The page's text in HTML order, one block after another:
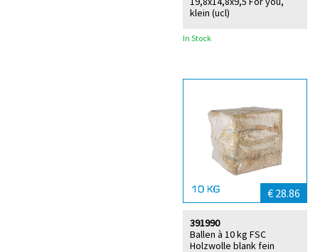
klein (ucl)
In Stock
€ 28.86
Ballen à 10 kg FSC
Holzwolle blank fein
391990